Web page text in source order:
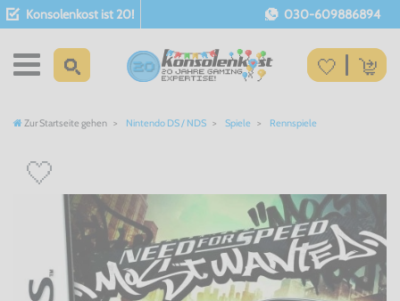
Konsolenkost ist 20! 030-609886894
Zur Startseite gehen Nintendo DS / NDS Spiele Rennspiele